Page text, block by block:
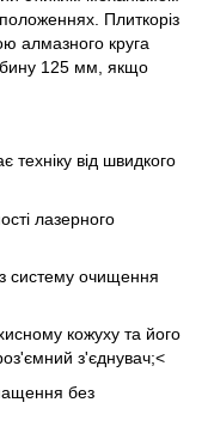
Плиткоріз
алмазного круга
125 мм, якщо
техніку від швидкого
лазерного
систему очищення
кожуху та його
з'єднувач;<
без